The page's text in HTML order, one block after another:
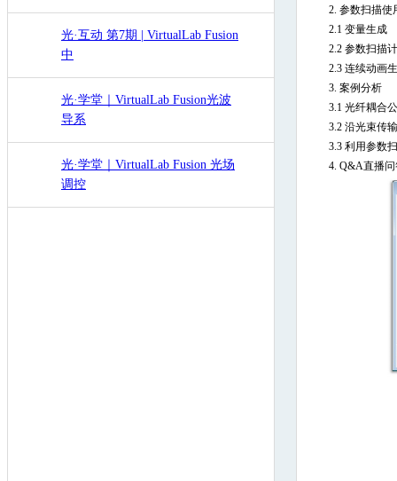
光·互动 第7期 | VirtualLab Fusion
中
光·学堂｜VirtualLab Fusion光波
导系
光·学堂｜VirtualLab Fusion 光场
调控
2. 参数扫描使
2.1 变量生成
2.2 参数扫描
2.3 连续动画
3. 案例分析
3.1 光纤耦合
3.2 沿光束传
3.3 利用参数
4. Q&A直播问